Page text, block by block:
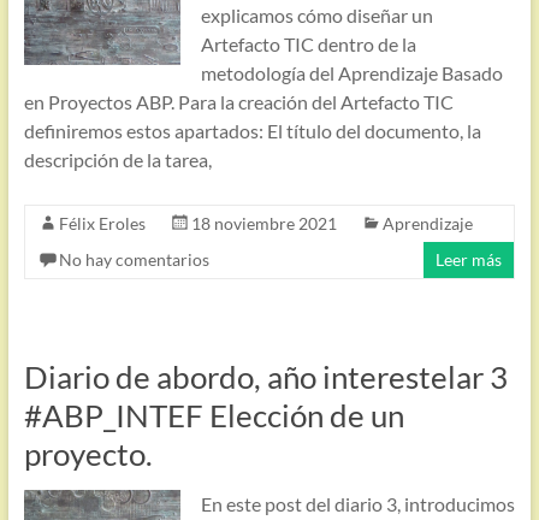
explicamos cómo diseñar un
Artefacto TIC dentro de la
metodología del Aprendizaje Basado
en Proyectos ABP. Para la creación del Artefacto TIC
definiremos estos apartados: El título del documento, la
descripción de la tarea,
Félix Eroles 18 noviembre 2021
Aprendizaje
No hay comentarios
Leer más
Diario de abordo, año interestelar 3
#ABP_INTEF Elección de un
proyecto.
En este post del diario 3, introducimos